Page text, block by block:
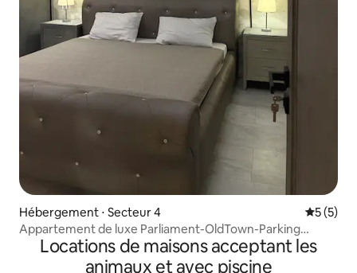
Hébergement ⋅ Secteur 4
5 (5)
Appartement de luxe Parliament-OldTown-Parking
gratuitLocations de maisons acceptant les
animaux et avec piscine